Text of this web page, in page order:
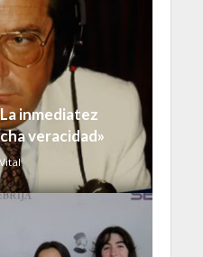
inmediatez
veracidad»